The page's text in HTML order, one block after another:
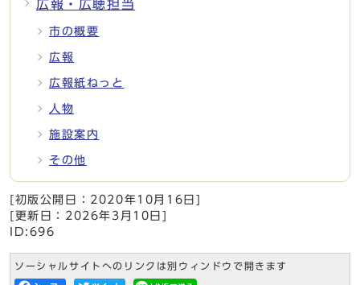
広報・広聴担当
市の概要
広報
広報紙ねっと
人物
施設案内
その他
[初版公開日： 2020年10月16日
[更新日： 2026年3月10日
ID:696
ソーシャルサイトへのリンクは別ウィンドウで開きます